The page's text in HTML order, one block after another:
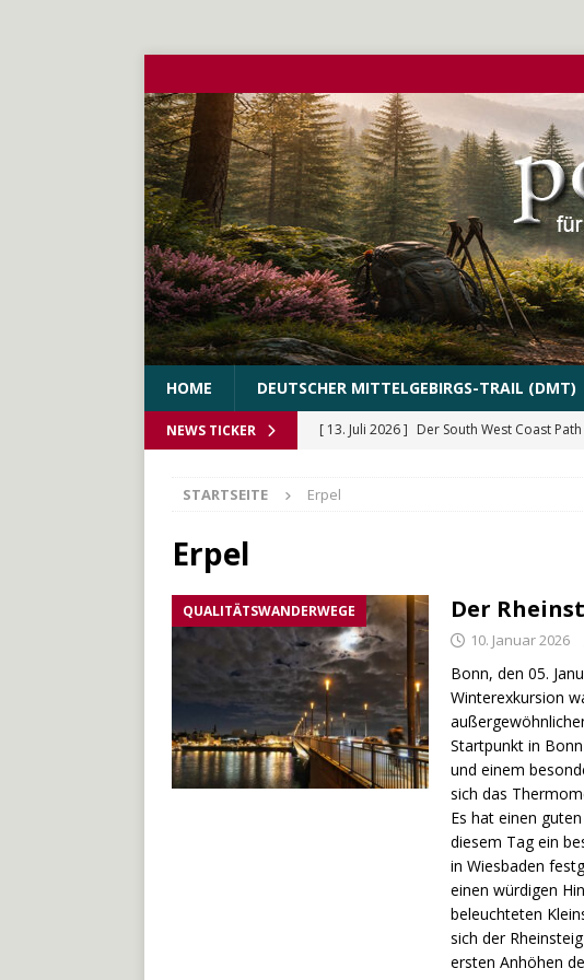
HOME DEUTSCHER MITTELGEBIRGS-TRAIL (DMT)
NEWS TICKER [ 13. Juli 2026 ] Der South West Coast Path
[ 27. Mai 2026 ]
STARTSEITE Erpel
Erpel
QUALITÄTSWANDERWEGE Der
10. Januar 2026
Bonn, den 05.
Winterexkursion
Startpunkt in
und einem
sich das
Es hat einen
diesem Tag ein
in Wiesbaden
einen würdigen
beleuchteten
sich der
ersten Anhöhen